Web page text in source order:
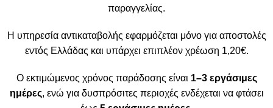
παραγγελίας.
Η υπηρεσία αντικαταβολής εφαρμόζεται μόνο για αποστολές
εντός Ελλάδας και υπάρχει επιπλέον χρέωση 1,20€.
Ο εκτιμώμενος χρόνος παράδοσης είναι 1–3 εργάσιμες
ημέρες, ενώ για δυσπρόσιτες περιοχές ενδέχεται να φτάσει